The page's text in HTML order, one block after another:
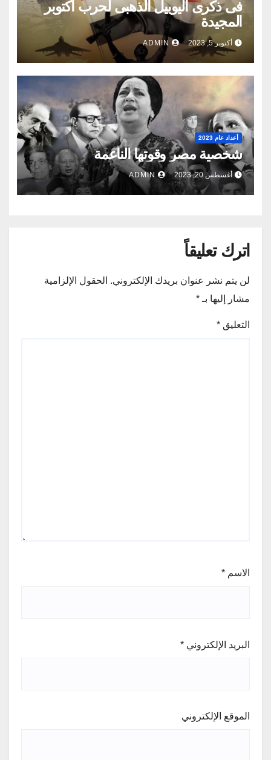
فى‭ ‬ذكرى‭ ‬اليوبيل‭ ‬الذهبى‭ ‬لحرب‭ ‬أكتوبر‭
‬المجيدة
أكتوبر 5, 2023 ADMIN
أعداد عام 2023
شخصية‭ ‬مصر‭ ‬وقوتها‭ ‬الناعمة‭ ‬
أغسطس 20, 2023 ADMIN
اترك تعليقاً
لن يتم نشر عنوان بريدك الإلكتروني. الحقول الإلزامية
مشار إليها بـ*
التعليق *
الاسم *
البريد الإلكتروني *
الموقع الإلكتروني